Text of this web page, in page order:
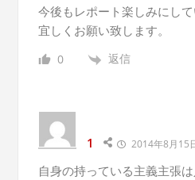
今後もレポート楽しみにして
宜しくお願い致します。
0 返信
1 2014年8月15
自身の持っている主義主張